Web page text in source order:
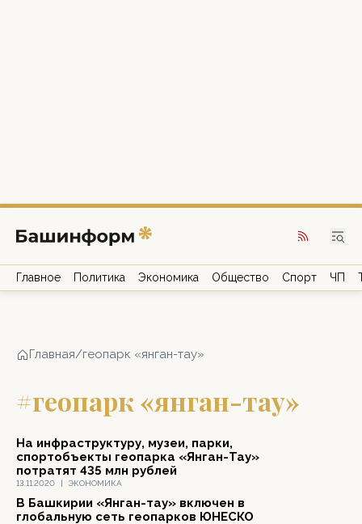
Главное Политика Экономика Общество Спорт ЧП
Главная/геопарк «янган-тау»
#геопарк «янган-тау»
13.11.2020 | ЭКОНОМИКА
На инфраструктуру, музеи, парки,
спортобъекты геопарка «Янган-Тау»
потратят 435 млн рублей
В Башкирии «Янган-тау» включен в
глобальную сеть геопарков ЮНЕСКО